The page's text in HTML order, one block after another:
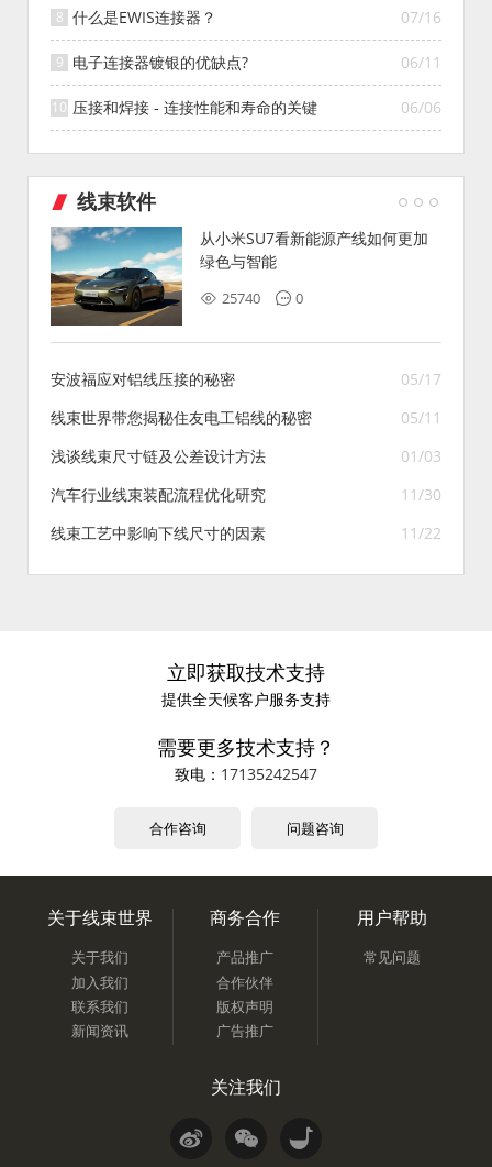
07/16
什么是EWIS连接器？
06/11
电子连接器镀银的优缺点?
06/06
压接和焊接 - 连接性能和寿命的关键
线束软件
从小米SU7看新能源产线如何更加
绿色与智能
25740 0
05/17
安波福应对铝线压接的秘密
05/11
线束世界带您揭秘住友电工铝线的秘密
01/03
浅谈线束尺寸链及公差设计方法
11/30
汽车行业线束装配流程优化研究
11/22
线束工艺中影响下线尺寸的因素
立即获取技术支持
提供全天候客户服务支持
需要更多技术支持？
致电： 17135242547
合作咨询 问题咨询
关于线束世界
关于我们
加入我们
联系我们
新闻资讯
商务合作
产品推广
合作伙伴
版权声明
广告推广
用户帮助
常见问题
关注我们